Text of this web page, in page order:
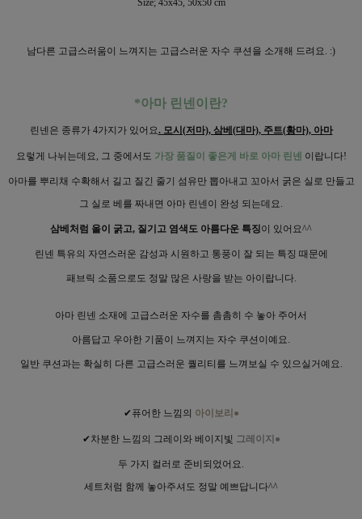
남다른 고급스러움이 느껴지는 고급스러운 자수 쿠션을 소개해 드려요. :)
*아마 린넨이란?
린넨은 종류가 4가지가 있어요. 모시(저마), 삼베(대마), 주트(황마), 아마
요렇게 나뉘는데요, 그 중에서도 가장 품질이 좋은게 바로 아마 린넨 이랍니다!
아마를 뿌리채 수확해서 길고 질긴 줄기 섬유만 뽑아내고 꼬아서 굵은 실로 만들고
그 실로 베를 짜내면 아마 린넨이 완성 되는데요.
삼베처럼 올이 굵고, 질기고 염색도 아름다운 특징이 있어요^^
린넨 특유의 자연스러운 감성과 시원하고 통풍이 잘 되는 특징 때문에
패브릭 소품으로도 정말 많은 사랑을 받는 아이랍니다.
아마 린넨 소재에 고급스러운 자수를 촘촘히 수 놓아 주어서
아름답고 우아한 기품이 느껴지는 자수 쿠션이예요.
일반 쿠션과는 확실히 다른 고급스러운 퀄리티를 느껴보실 수 있으실거예요.
✔퓨어한 느낌의 아이보리 ●
✔차분한 느낌의 그레이와 베이지빛 그레이지 ●
두 가지 컬러로 준비되었어요.
세트처럼 함께 놓아주셔도 정말 예쁘답니다^^